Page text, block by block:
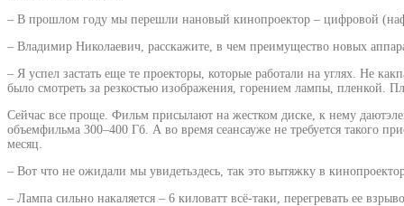
– В прошлом году мы перешли нановый кинопроектор – цифровой
– Владимир Николаевич, расскажите, в чем преимущество новых
– Я успел застать еще те проекторы, которые работали на углях. Не
было смотреть за резкостью изображения, горением лампы, пленкой.
Сейчас все проще. Фильм присылают на жестком диске, к нему
объемфильма 300–400 Гб. А во время сеансауже не требуется такого
месяц.
– Вот что не ожидали мы увидетьздесь, так это вытяжку в
– Лампа сильно накаляется – 6 киловатт всё-таки, перегревать ее